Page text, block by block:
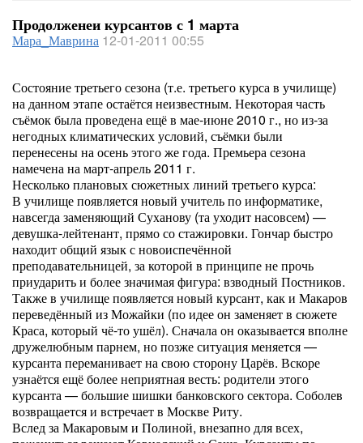
Продолженеи курсантов с 1 марта
Мара_Маврина 12-01-2011 00:55
Состояние третьего сезона (т.е. третьего курса в училище)
на данном этапе остаётся неизвестным. Некоторая часть
съёмок была проведена ещё в мае-июне 2010 г., но из-за
негодных климатических условий, съёмки были
перенесены на осень этого же года. Премьера сезона
намечена на март-апрель 2011 г.
Несколько плановых сюжетных линий третьего курса:
В училище появляется новый учитель по информатике,
навсегда заменяющий Суханову (та уходит насовсем) —
девушка-лейтенант, прямо со стажировки. Гончар быстро
находит общий язык с новоиспечённой
преподавательницей, за которой в принципе не прочь
приударить и более значимая фигура: взводный Постников.
Также в училище появляется новый курсант, как и Макаров
переведённый из Можайки (по идее он заменяет в сюжете
Краса, который чё-то ушёл). Сначала он оказывается вполне
дружелюбным парнем, но позже ситуация меняется —
курсанта переманивает на свою сторону Царёв. Вскоре
узнаётся ещё более неприятная весть: родители этого
курсанта — большие шишки банковского сектора. Соболев
возвращается и встречает в Москве Риту.
Вслед за Макаровым и Полиной, внезапно для всех,